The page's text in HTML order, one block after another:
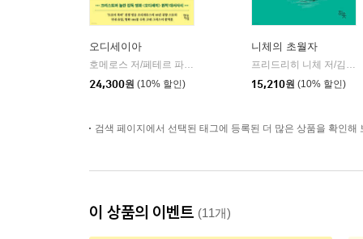
오디세이아
호메로스 저/페테르 파울 루벤스 그림/박문재 역 |
현대지성
24,300원 (10% 할인)
니체의 초월자
프리드리히 니체 저/김철 편역
15,210원 (10% 할인)
검색 페이지에서 선택된 태그에 등록된 더 많은 상품을 확인해
이 상품의 이벤트 (11개)